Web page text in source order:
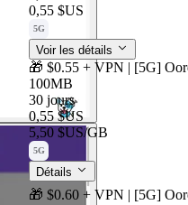
0,55 $US
5G
Voir les détails
🎁 $0.55 + VPN | [5G]
100MB
30 jours
0,55 $US
5,50 $US/GB
5G
Détails
🎁 $0.60 + VPN | [5G]